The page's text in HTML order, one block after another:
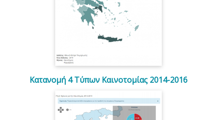
Κατανομή 4 Τύπων Καινοτομίας 2014-2016